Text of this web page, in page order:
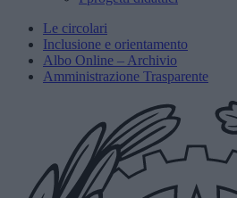
Le circolari
Inclusione e orientamento
Albo Online – Archivio
Amministrazione Trasparente